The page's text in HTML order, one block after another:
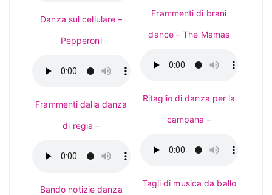
Danza sul cellulare –
Pepperoni
Frammenti dalla danza
di regia –
Bando notizie danza
Frammenti di brani
dance – The Mamas
Ritaglio di danza per la
campana –
Tagli di musica da ballo